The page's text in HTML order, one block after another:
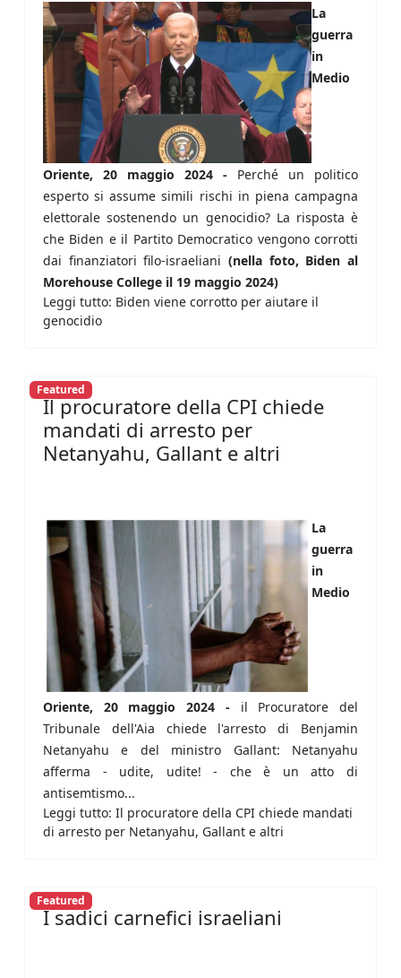
La
guerra
in
Medio
Oriente, 20 maggio 2024 - Perché un politico
esperto si assume simili rischi in piena campagna
elettorale sostenendo un genocidio? La risposta è
che Biden e il Partito Democratico vengono corrotti
dai finanziatori filo-israeliani (nella foto, Biden al
Morehouse College il 19 maggio 2024)
Leggi tutto: Biden viene corrotto per aiutare il
genocidio
Featured
Il procuratore della CPI chiede
mandati di arresto per
Netanyahu, Gallant e altri
La
guerra
in
Medio
Oriente, 20 maggio 2024 - il Procuratore del
Tribunale dell'Aia chiede l'arresto di Benjamin
Netanyahu e del ministro Gallant: Netanyahu
afferma - udite, udite! - che è un atto di
antisemtismo...
Leggi tutto: Il procuratore della CPI chiede mandati
di arresto per Netanyahu, Gallant e altri
Featured
I sadici carnefici israeliani